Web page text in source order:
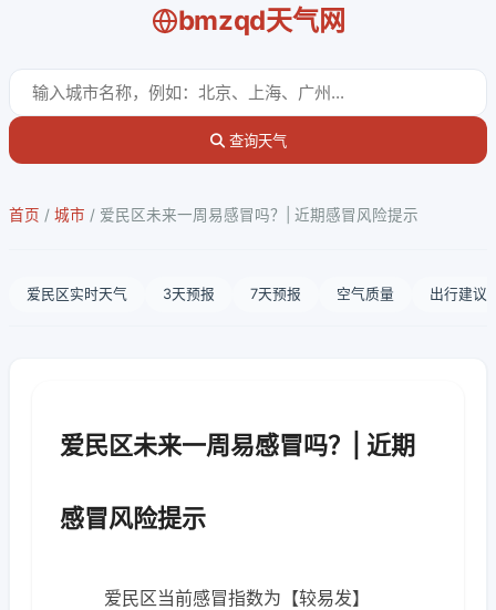
bmzqd天气网
查询天气
首页 / 城市 / 爱民区未来一周易感冒吗？| 近期感冒风险提示
爱民区实时天气 3天预报 7天预报 空气质量 出行建议
爱民区未来一周易感冒吗？| 近期
感冒风险提示
爱民区当前感冒指数为【较易发】